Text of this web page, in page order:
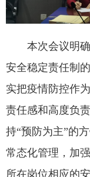
本次会议明
安全稳定责任制
实把疫情防控作
责任感和高度负
持“预防为主”的
常态化管理，加
所在岗位相应的